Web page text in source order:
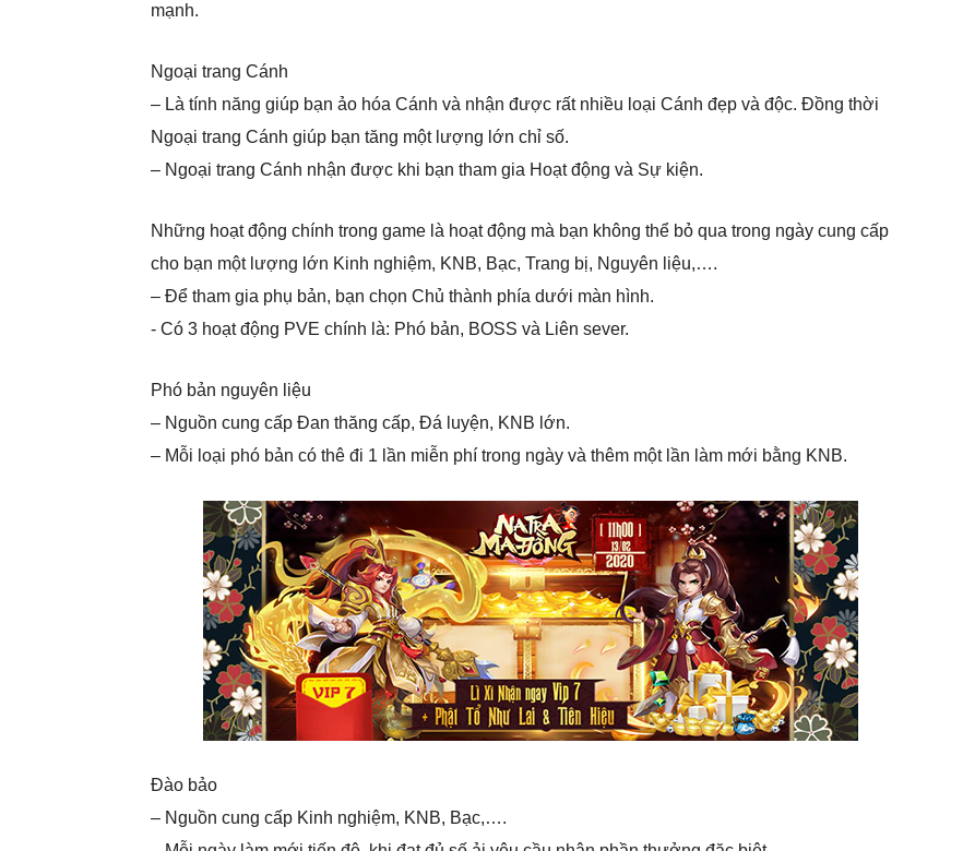
mạnh.
Ngoại trang Cánh
– Là tính năng giúp bạn ảo hóa Cánh và nhận được rất nhiều loại Cánh đẹp và độc. Đồng thời
Ngoại trang Cánh giúp bạn tăng một lượng lớn chỉ số.
– Ngoại trang Cánh nhận được khi bạn tham gia Hoạt động và Sự kiện.
Những hoạt động chính trong game là hoạt động mà bạn không thể bỏ qua trong ngày cung cấp
cho bạn một lượng lớn Kinh nghiệm, KNB, Bạc, Trang bị, Nguyên liệu,….
– Để tham gia phụ bản, bạn chọn Chủ thành phía dưới màn hình.
​- Có 3 hoạt động PVE chính là: Phó bản, BOSS và Liên sever.
Phó bản nguyên liệu
– Nguồn cung cấp Đan thăng cấp, Đá luyện, KNB lớn.
– Mỗi loại phó bản có thê đi 1 lần miễn phí trong ngày và thêm một lần làm mới bằng KNB.
Đào bảo
– Nguồn cung cấp Kinh nghiệm, KNB, Bạc,….